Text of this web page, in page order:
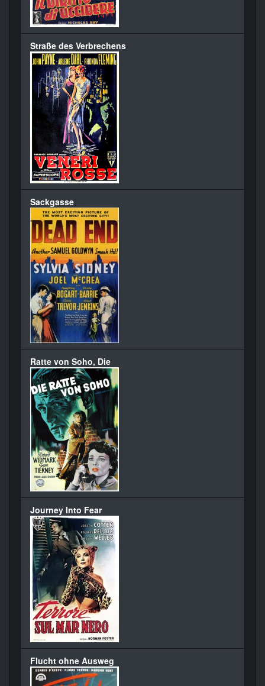
Straße des Verbrechens
Sackgasse
Ratte von Soho, Die
Journey Into Fear
Flucht ohne Ausweg